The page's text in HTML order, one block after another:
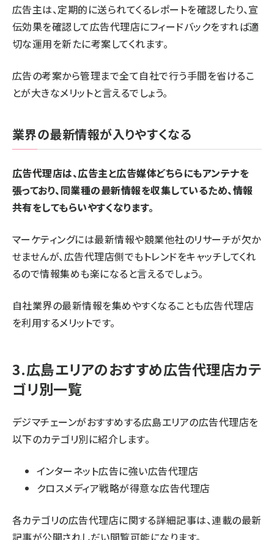
広告主は、定期的に送られてくるレポートを確認したり、宣
伝効果を確認して広告代理店にフィードバックをすれば適
切な運用を新たに考案してくれます。
広告の考案から管理まで全て自社で行う手間を省けるこ
とが大きなメリットと言えるでしょう。
業界の最新情報が入りやすくなる
広告代理店は、広告主と広告媒体どちらにもアンテナを
張っており、同業種の最新情報を収集しているため、情報
共有をしてもらいやすくなります。
マーケティングには最新情報や競業他社のリサーチが欠か
せませんが、広告代理店側でもトレンドをキャッチしてくれ
るので情報集めも楽になると言えるでしょう。
自社業界の最新情報を集めやすくなることも広告代理店
を利用するメリットです。
3.広島エリアのおすすめ広告代理店カテ
ゴリ別一覧
デジマチェーンがおすすめする広島エリアの広告代理店を
以下のカテゴリ別に紹介します。
インターネット広告に強い広告代理店
クロスメディア戦略が得意な広告代理店
各カテゴリの広告代理店に関する詳細記事は、連載の最新
記事が公開されしだい閲覧可能になります。